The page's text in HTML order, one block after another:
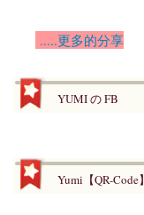
.....更多的分享
YUMI の FB
Yumi【QR-Code】